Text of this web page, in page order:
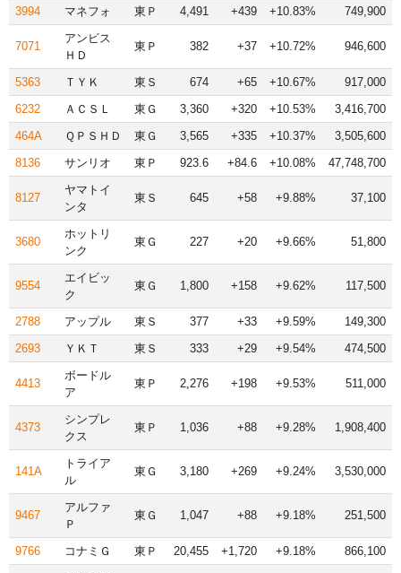
3994 マネフォ 東Ｐ 4,491 +439 +10.83% 749,900
7071
アンビス
ＨＤ
東Ｐ 382 +37 +10.72% 946,600
5363 ＴＹＫ 東Ｓ 674 +65 +10.67%
917,000
6232
ＡＣＳＬ 東Ｇ 3,360 +320 +10.53%
3,416,700
464A
ＱＰＳＨＤ 東Ｇ 3,565 +335 +10.37%
3,505,600
8136
サンリオ 東Ｐ 923.6 +84.6 +10.08% 47,748,700
8127
ヤマトイ
ンタ
東Ｓ 645 +58 +9.88% 37,100
3680
ホットリ
ンク
東Ｇ 227 +20 +9.66% 51,800
9554
エイビッ
ク
東Ｇ 1,800 +158 +9.62% 117,500
2788 アップル 東Ｓ 377 +33 +9.59%
149,300
2693
ＹＫＴ 東Ｓ 333 +29 +9.54% 474,500
4413
ボードル
ア
東Ｐ 2,276 +198 +9.53% 511,000
4373
シンプレ
クス
東Ｐ 1,036 +88 +9.28% 1,908,400
141A
トライア
ル
東Ｇ 3,180 +269 +9.24% 3,530,000
9467
アルファ
Ｐ
東Ｇ 1,047 +88 +9.18% 251,500
9766 コナミＧ 東Ｐ 20,455 +1,720 +9.18% 866,100